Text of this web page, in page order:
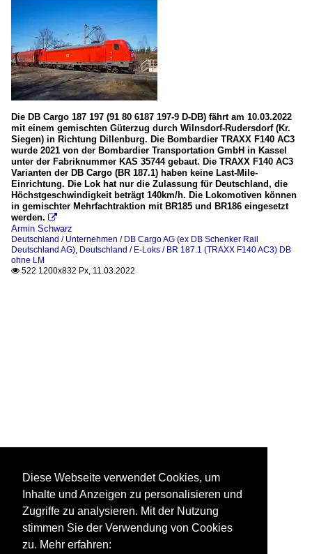
Die DB Cargo 187 197 (91 80 6187 197-9 D-DB) fährt am 10.03.2022
mit einem gemischten Güterzug durch Wilnsdorf-Rudersdorf (Kr.
Siegen) in Richtung Dillenburg. Die Bombardier TRAXX F140 AC3
wurde 2021 von der Bombardier Transportation GmbH in Kassel
unter der Fabriknummer KAS 35744 gebaut. Die TRAXX F140 AC3
Varianten der DB Cargo (BR 187.1) haben keine Last-Mile-
Einrichtung. Die Lok hat nur die Zulassung für Deutschland, die
Höchstgeschwindigkeit beträgt 140km/h. Die Lokomotiven können
in gemischter Mehrfachtraktion mit BR185 und BR186 eingesetzt
werden. 
Armin Schwarz
Deutschland / Unternehmen / DB Cargo AG (ex DB Schenker Rail
Deutschland AG), Deutschland / E-Loks / BR 187.1 (TRAXX F140 AC3) DB
ohne LM
 522 1200x832 Px, 11.03.2022
Diese Webseite verwendet Cookies, um
Inhalte und Anzeigen zu personalisieren und
Zugriffe zu analysieren. Mit der Nutzung
stimmen Sie der Verwendung von Cookies
zu. Mehr erfahren: